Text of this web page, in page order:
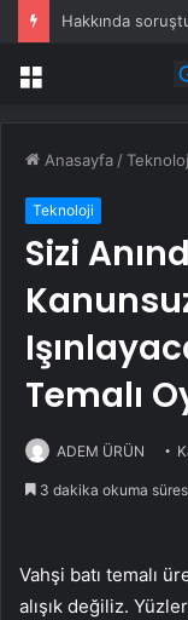
Menü
Anasayfa /
Teknoloji
Sizi
Temalı
ADEM ÜRÜN
3 dakika okuma
Vahşi batı temalı
alışık değiliz.